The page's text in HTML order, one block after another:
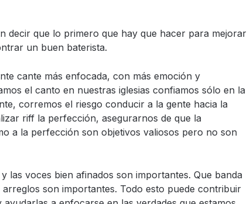
decir que lo primero que hay que hacer para mejorar
un buen baterista.
cante más enfocada, con más emoción y
el canto en nuestras iglesias confiamos sólo en la
corremos el riesgo conducir a la gente hacia la
riff la perfección, asegurarnos de que la
a la perfección son objetivos valiosos pero no son
las voces bien afinados son importantes. Que banda
son importantes. Todo esto puede contribuir